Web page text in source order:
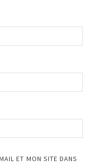
ET MON SITE DANS